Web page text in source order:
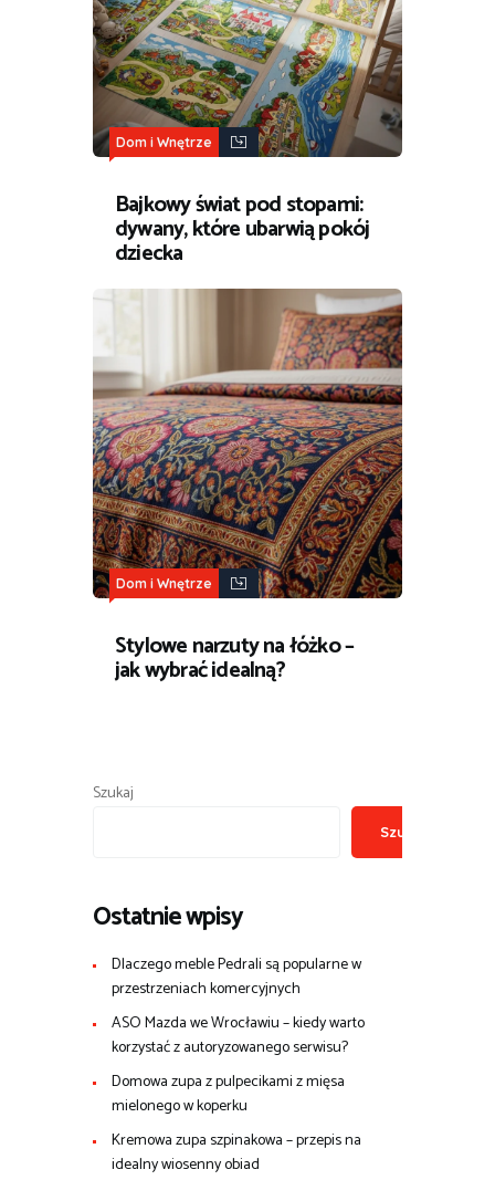
Dom i Wnętrze
Bajkowy świat pod stopami:
dywany, które ubarwią pokój
dziecka
Dom i Wnętrze
Stylowe narzuty na łóżko –
jak wybrać idealną?
Szukaj
Szukaj
Ostatnie wpisy
Dlaczego meble Pedrali są popularne w
przestrzeniach komercyjnych
ASO Mazda we Wrocławiu – kiedy warto
korzystać z autoryzowanego serwisu?
Domowa zupa z pulpecikami z mięsa
mielonego w koperku
Kremowa zupa szpinakowa – przepis na
idealny wiosenny obiad